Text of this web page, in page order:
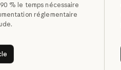
% le temps nécessaire
réglementaire
l'article